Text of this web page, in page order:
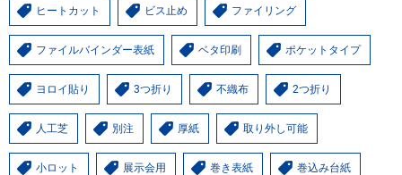
ヒートカット ビス止め ファイリング
ファイルバインダー表紙 ベタ印刷 ポケットタイプ
ヨロイ貼り 3つ折り 不織布 2つ折り
人工芝 別注 厚紙 取り外し可能
小ロット 展示会用 巻き表紙 巻込み台紙